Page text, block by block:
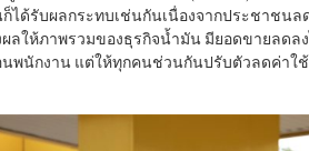
ลให้ภาพรวมของธุรกิจน้ำมัน มียอดขายลดลง
นพนักงาน แต่ให้ทุกคนช่วนกันปรับตัวลดค่าใช้